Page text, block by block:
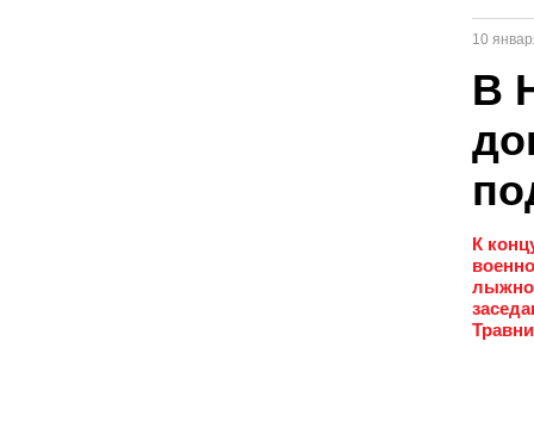
10
В
К